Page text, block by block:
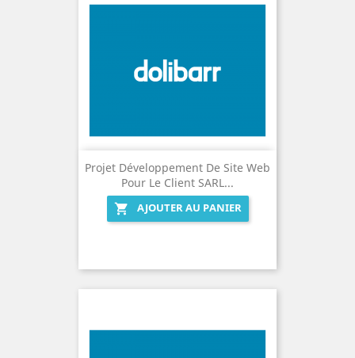
Projet Développement De Site Web
Pour Le Client SARL...

AJOUTER AU PANIER